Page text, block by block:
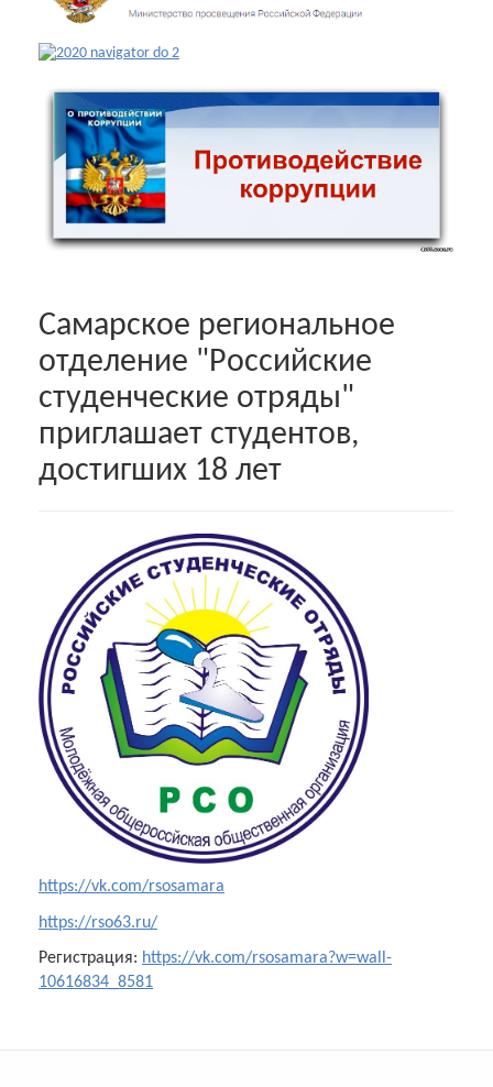
Самарское региональное
отделение "Российские
студенческие отряды"
приглашает студентов,
достигших 18 лет
https://vk.com/rsosamara
https://rso63.ru/
Регистрация: https://vk.com/rsosamara?w=wall-
10616834_8581